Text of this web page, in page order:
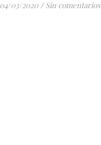
04/03/2020 / Sin comentarios